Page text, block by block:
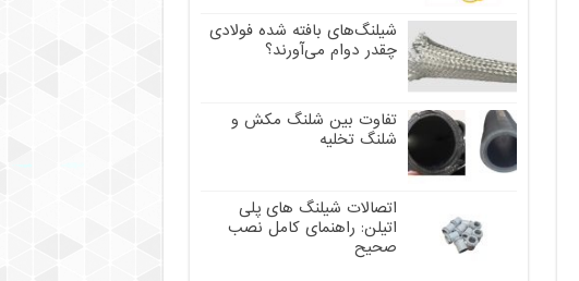
شیلنگ‌های بافته شده فولادی
چقدر دوام می‌آورند؟
تفاوت بین شلنگ مکش و
شلنگ تخلیه
اتصالات شیلنگ های پلی
اتیلن: راهنمای کامل نصب
صحیح